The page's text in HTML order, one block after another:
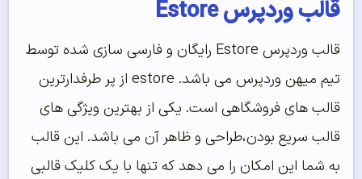
قالب وردپرس Estore
قالب وردپرس Estore رایگان و فارسی سازی شده توسط
تیم میهن وردپرس می باشد. estore از پر طرفدارترین
قالب های فروشگاهی است. یکی از بهترین ویژگی های
قالب سریع بودن،طراحی و ظاهر آن می باشد. این قالب
به شما این امکان را می دهد که تنها با یک کلیک قالبی